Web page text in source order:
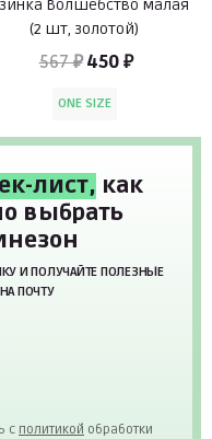
Волшебство малая
(2 шт, золотой)
567 ₽ 450 ₽
ONE SIZE
лист, как
выбрать
И ПОЛУЧАЙТЕ ПОЛЕЗНЫЕ
ПОЧТУ
с политикой обработки